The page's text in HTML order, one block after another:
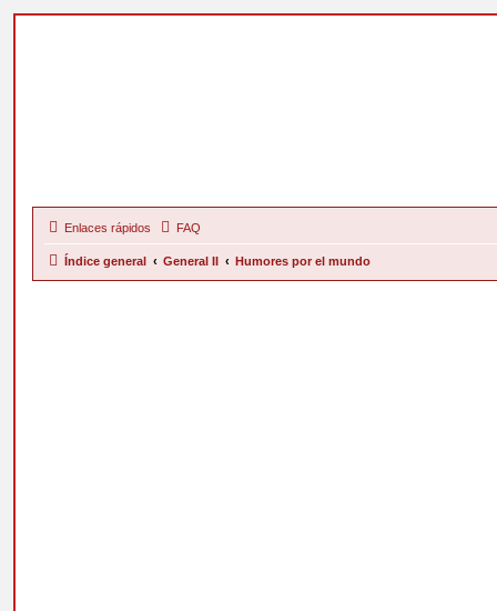
Enlaces rápidos FAQ
Índice general General II Humores por el mundo